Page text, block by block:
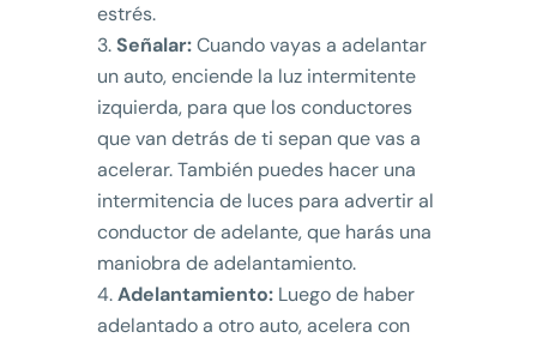
estrés.
Señalar:Cuando vayas a adelantar
un auto, enciende la luz intermitente
izquierda, para que los conductores
que van detrás de ti sepan que vas a
acelerar. También puedes hacer una
intermitencia de luces para advertir al
conductor de adelante, que harás una
maniobra de adelantamiento.
Adelantamiento:Luego de haber
adelantado a otro auto, acelera con